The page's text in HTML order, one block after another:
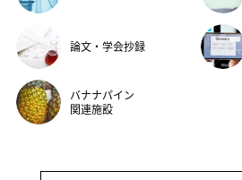
論文・学会抄録
バナナパイン
関連施設